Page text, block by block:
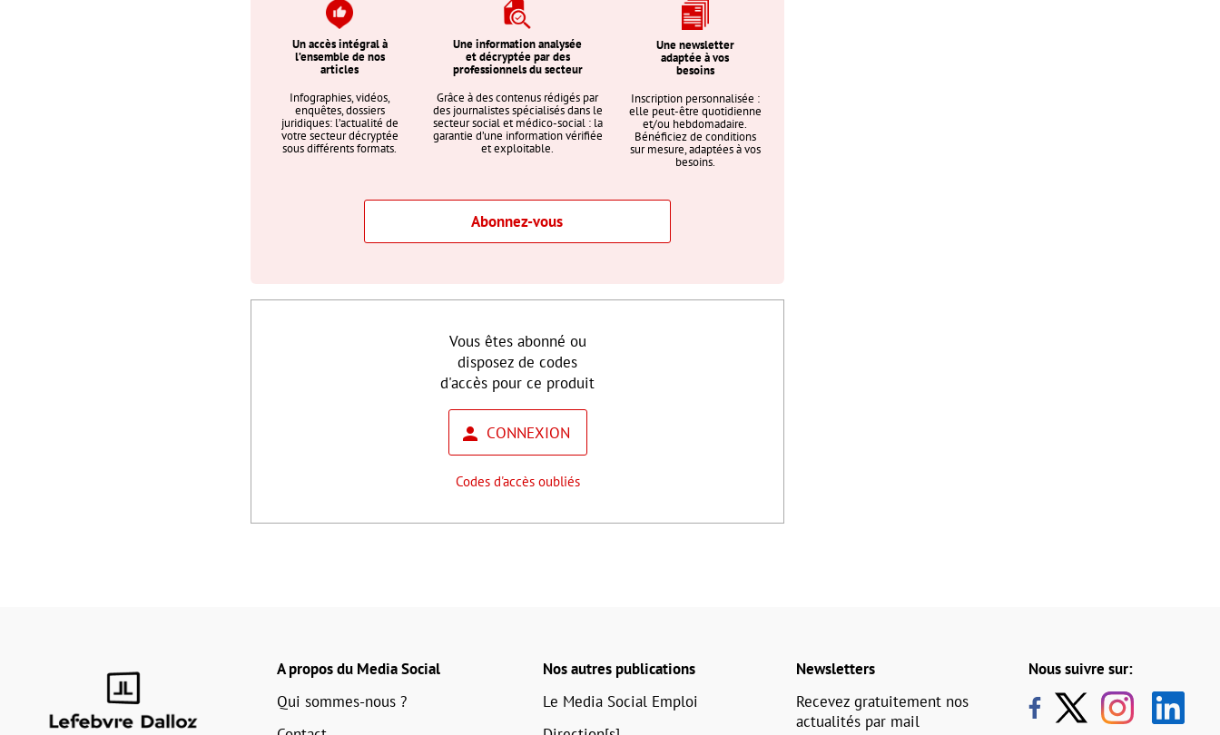
Un accès intégral à
l’ensemble de nos
articles
Infographies, vidéos,
enquêtes, dossiers
juridiques: l’actualité de
votre secteur décryptée
sous différents formats.
Une information analysée
et décryptée par des
professionnels du secteur
Grâce à des contenus rédigés par
des journalistes spécialisés dans le
secteur social et médico-social : la
garantie d’une information vérifiée
et exploitable.
Une newsletter
adaptée à vos
besoins
Inscription personnalisée :
elle peut-être quotidienne
et/ou hebdomadaire.
Bénéficiez de conditions
sur mesure, adaptées à vos
besoins.
Abonnez-vous
Vous êtes abonné ou
disposez de codes
d'accès pour ce produit
CONNEXION
Codes d'accès oubliés
A propos du Media Social
Qui sommes-nous ?
Nos autres publications
Le Media Social Emploi
Newsletters
Recevez gratuitement nos
actualités par mail
Nous suivre sur: